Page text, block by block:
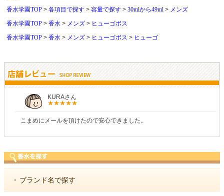
香水学園TOP
各項目で探す 容量で探す 30mlから49ml
メンズ
香水学園TOP
香水 メンズ
ヒューゴボス
香水学園TOP
香水 メンズ ヒューゴボス ヒューゴ
KURAさん
こまめにメールを頂けたので安心できました。
・ ブランド名で探す